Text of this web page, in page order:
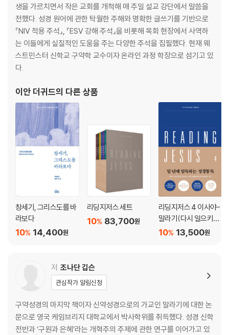
생을 가르치면서 작은 교회를 개척해 매 주일 설교 강단에서 말씀을
전했다. 성경 원어에 관한 탁월한 주해와 명확한 글쓰기를 기반으로
『NIV 적용 주석』, 『ESV 강해 주석』을 비롯해 목회 현장에서 사역하
는 이들에게 실질적인 도움을 주는 다양한 주석을 집필했다. 현재 웨
스트민스터 신학교 구약학 교수이자 온라인 과정 학장으로 섬기고 있
다.
이안 더귀드의 다른 상품
창세기, 그리스도를 바
라보다
14,400원
10%
리딩지저스 세트
83,700원
10%
리딩지저스 4 이사야-
말라기(다시 일으키시
는 하나님)13,500원
10%
저 조나단 깁슨
관심작가 알림신청
구약성경의 마지막 책이자 신약성경으로의 가교인 말라기에 대한 논
문으로 영국 케임브리지 대학교에서 박사학위를 취득했다. 성경 신학
전반과 ‘구원과 은혜’라는 개혁주의 주제에 관한 연구를 이어가고 있